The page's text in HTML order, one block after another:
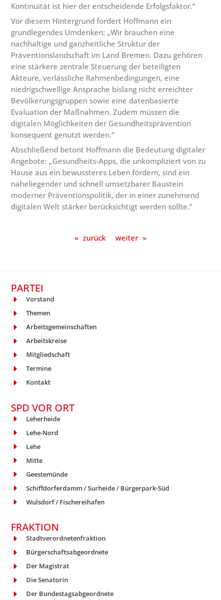
Kontinuität ist hier der entscheidende Erfolgsfaktor.“
Vor diesem Hintergrund fordert Hoffmann ein
grundlegendes Umdenken: „Wir brauchen eine
nachhaltige und ganzheitliche Struktur der
Präventionslandschaft im Land Bremen. Dazu gehören
eine stärkere zentrale Steuerung der beteiligten
Akteure, verlässliche Rahmenbedingungen, eine
niedrigschwellige Ansprache bislang nicht erreichter
Bevölkerungsgruppen sowie eine datenbasierte
Evaluation der Maßnahmen. Zudem müssen die
digitalen Möglichkeiten der Gesundheitsprävention
konsequent genutzt werden.“
Abschließend betont Hoffmann die Bedeutung digitaler
Angebote: „Gesundheits-Apps, die unkompliziert von zu
Hause aus ein bewussteres Leben fördern, sind ein
naheliegender und schnell umsetzbarer Baustein
moderner Präventionspolitik, der in einer zunehmend
digitalen Welt stärker berücksichtigt werden sollte.“
« zurück weiter »
PARTEI
Vorstand
Themen
Arbeitsgemeinschaften
Arbeitskreise
Mitgliedschaft
Termine
Kontakt
SPD VOR ORT
Leherheide
Lehe-Nord
Lehe
Mitte
Geestemünde
Schiffdorferdamm / Surheide / Bürgerpark-Süd
Wulsdorf / Fischereihafen
FRAKTION
Stadtverordnetenfraktion
Bürgerschaftsabgeordnete
Der Magistrat
Die Senatorin
Der Bundestagsabgeordnete